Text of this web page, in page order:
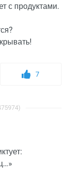
с продуктами.
7